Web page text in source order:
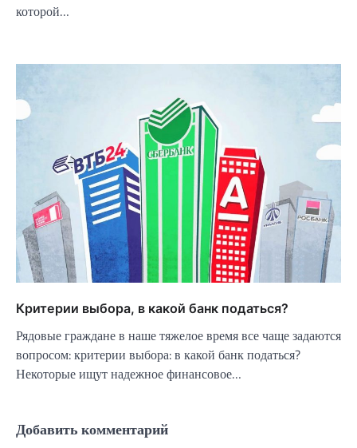
которой…
Критерии выбора, в какой банк податься?
Рядовые граждане в наше тяжелое время все чаще задаются
вопросом: критерии выбора: в какой банк податься?
Некоторые ищут надежное финансовое…
Добавить комментарий